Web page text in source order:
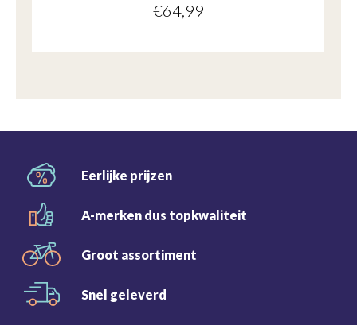
€64,99
Eerlijke prijzen
A-merken dus topkwaliteit
Groot assortiment
Snel geleverd